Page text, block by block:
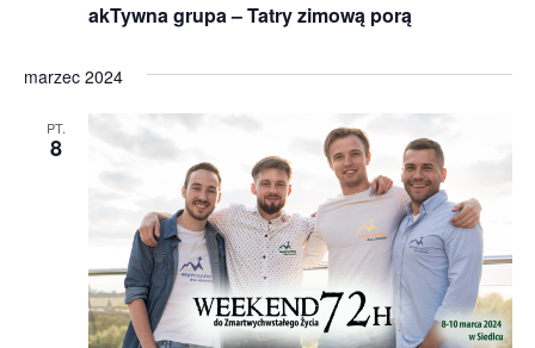
akTywna grupa – Tatry zimową porą
marzec 2024
PT.
8